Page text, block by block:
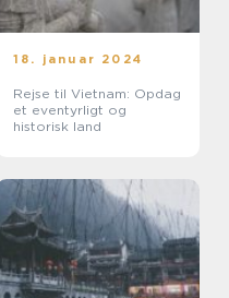
18. januar 2024
Rejse til Vietnam: Opdag
et eventyrligt og
historisk land